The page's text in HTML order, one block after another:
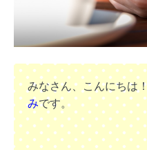
みなさん、こんにちは！
みです。